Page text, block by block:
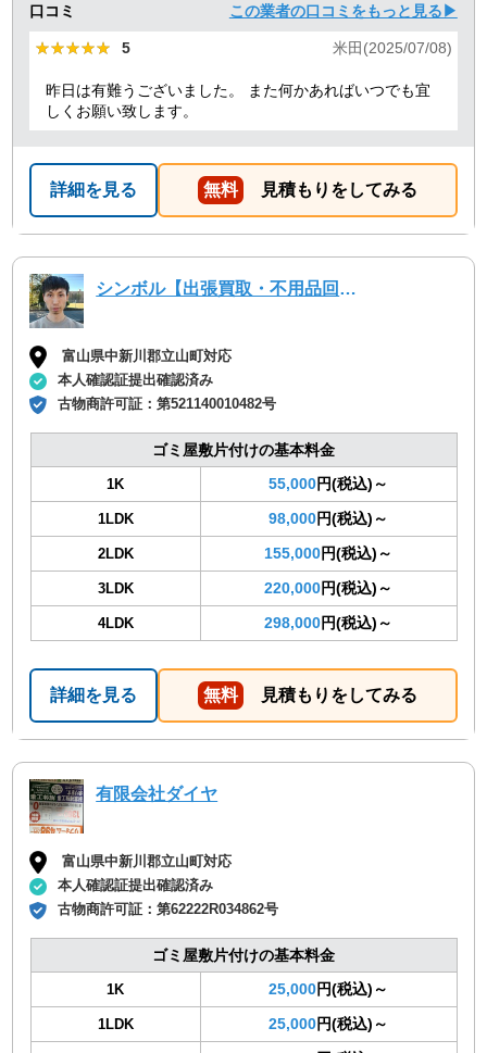
口コミ この業者の口コミをもっと見る▶
★★★★★
★★★★★ 5 米田(2025/07/08)
昨日は有難うございました。 また何かあればいつでも宜
しくお願い致します。
詳細を見る 無料 見積もりをしてみる
シンボル【出張買取・不用品回収】
富山県中新川郡立山町対応
本人確認証提出確認済み
古物商許可証：第521140010482号
ゴミ屋敷片付けの基本料金
1K 55,000円(税込)～
1LDK 98,000円(税込)～
2LDK 155,000円(税込)～
3LDK 220,000円(税込)～
4LDK 298,000円(税込)～
詳細を見る 無料 見積もりをしてみる
有限会社ダイヤ
富山県中新川郡立山町対応
本人確認証提出確認済み
古物商許可証：第62222R034862号
ゴミ屋敷片付けの基本料金
1K 25,000円(税込)～
1LDK 25,000円(税込)～